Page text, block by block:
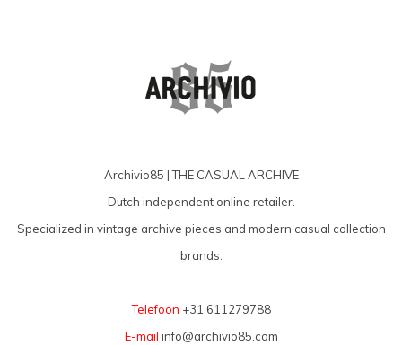
Archivio85 | THE CASUAL ARCHIVE
Dutch independent online retailer.
Specialized in vintage archive pieces and modern casual collection
brands.
Telefoon +31 611279788
E-mail info@archivio85.com